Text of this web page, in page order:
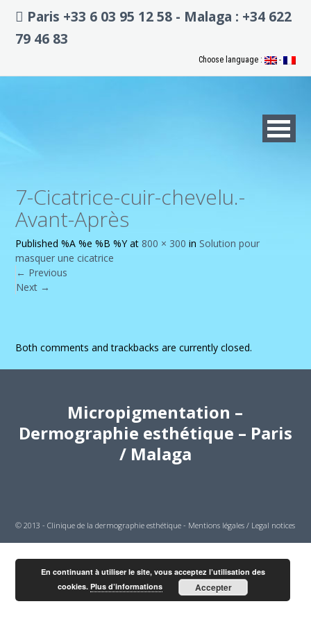
Paris +33 6 03 95 12 58 - Malaga : +34 622
79 46 83
Choose language : -
7-Cicatrice-cuir-chevelu.-
Avant-Après
Published%A %e %B %Yat 800 × 300 in Solution pour
masquer une cicatrice
← Previous
Next →
Both comments and trackbacks are currently closed.
Micropigmentation –
Dermographie esthétique – Paris
/ Malaga
© 2013 - Clinique de la dermographie esthétique - Mentions légales / Legal notices
En continuant à utiliser le site, vous acceptez l’utilisation des
cookies.Plus d’informations Accepter